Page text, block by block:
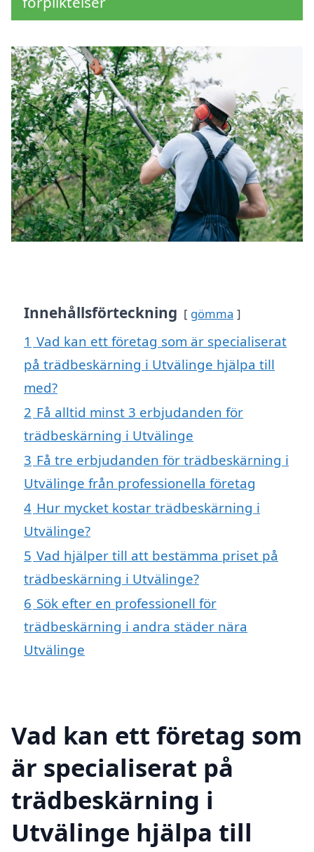
Innehållsförteckning gömma
1 Vad kan ett företag som är specialiserat
på trädbeskärning i Utvälinge hjälpa till
med?
2 Få alltid minst 3 erbjudanden för
trädbeskärning i Utvälinge
3 Få tre erbjudanden för trädbeskärning i
Utvälinge från professionella företag
4 Hur mycket kostar trädbeskärning i
Utvälinge?
5 Vad hjälper till att bestämma priset på
trädbeskärning i Utvälinge?
6 Sök efter en professionell för
trädbeskärning i andra städer nära
Utvälinge
Vad kan ett företag som
är specialiserat på
trädbeskärning i
Utvälinge hjälpa till